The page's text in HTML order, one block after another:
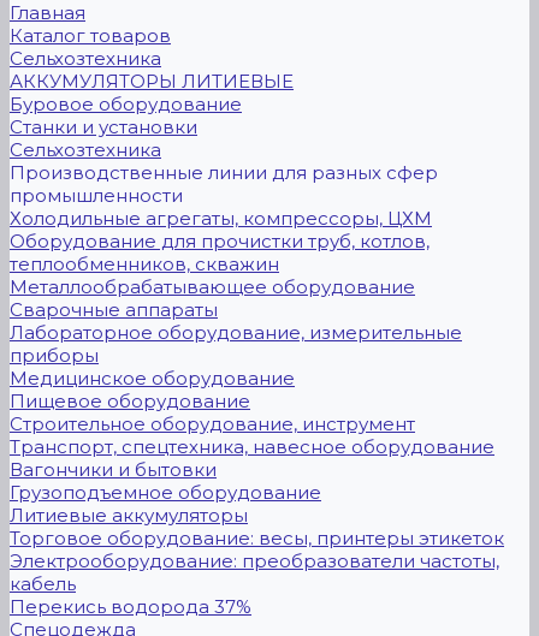
Главная
Каталог товаров
Сельхозтехника
АККУМУЛЯТОРЫ ЛИТИЕВЫЕ
Буровое оборудование
Станки и установки
Сельхозтехника
Производственные линии для разных сфер
промышленности
Холодильные агрегаты, компрессоры, ЦХМ
Оборудование для прочистки труб, котлов,
теплообменников, скважин
Металлообрабатывающее оборудование
Сварочные аппараты
Лабораторное оборудование, измерительные
приборы
Медицинское оборудование
Пищевое оборудование
Строительное оборудование, инструмент
Транспорт, спецтехника, навесное оборудование
Вагончики и бытовки
Грузоподъемное оборудование
Литиевые аккумуляторы
Торговое оборудование: весы, принтеры этикеток
Электрооборудование: преобразователи частоты,
кабель
Перекись водорода 37%
Спецодежда